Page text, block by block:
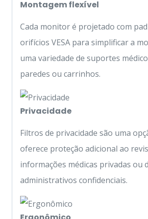
Montagem flexível
Cada monitor é projetado com
orifícios VESA para simplificar a
uma variedade de suportes
paredes ou carrinhos.
Privacidade
Filtros de privacidade são uma
oferece proteção adicional ao
informações médicas privadas ou
administrativos confidenciais.